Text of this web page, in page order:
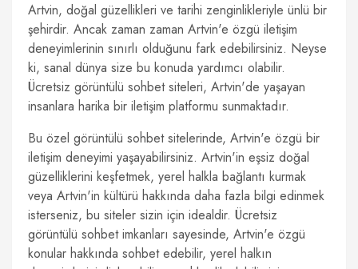
Artvin, doğal güzellikleri ve tarihi zenginlikleriyle ünlü bir
şehirdir. Ancak zaman zaman Artvin'e özgü iletişim
deneyimlerinin sınırlı olduğunu fark edebilirsiniz. Neyse
ki, sanal dünya size bu konuda yardımcı olabilir.
Ücretsiz görüntülü sohbet siteleri, Artvin'de yaşayan
insanlara harika bir iletişim platformu sunmaktadır.
Bu özel görüntülü sohbet sitelerinde, Artvin'e özgü bir
iletişim deneyimi yaşayabilirsiniz. Artvin'in eşsiz doğal
güzelliklerini keşfetmek, yerel halkla bağlantı kurmak
veya Artvin'in kültürü hakkında daha fazla bilgi edinmek
isterseniz, bu siteler sizin için idealdir. Ücretsiz
görüntülü sohbet imkanları sayesinde, Artvin'e özgü
konular hakkında sohbet edebilir, yerel halkın